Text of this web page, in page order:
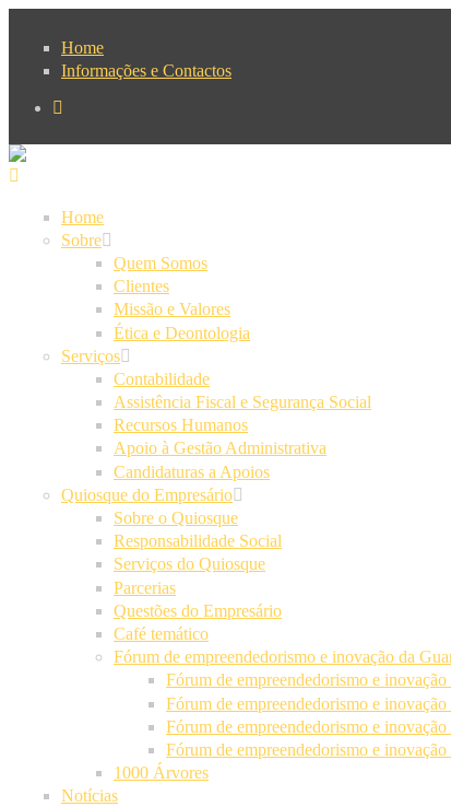
Home
Informações e Contactos
Home
Sobre
Quem Somos
Clientes
Missão e Valores
Ética e Deontologia
Serviços
Contabilidade
Assistência Fiscal e Segurança Social
Recursos Humanos
Apoio à Gestão Administrativa
Candidaturas a Apoios
Quiosque do Empresário
Sobre o Quiosque
Responsabilidade Social
Serviços do Quiosque
Parcerias
Questões do Empresário
Café temático
Fórum de empreendedorismo e inovação da
Fórum de empreendedorismo e
Fórum de empreendedorismo e
Fórum de empreendedorismo e
Fórum de empreendedorismo e
1000 Árvores
Notícias